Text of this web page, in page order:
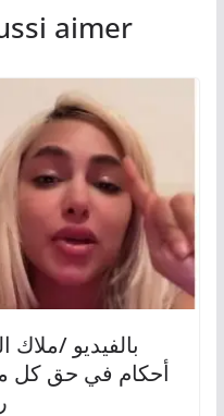
aimer
بالفيديو /
أحكام في حق كل